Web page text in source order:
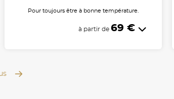
Pour toujours être à bonne température.
à partir de 69 €